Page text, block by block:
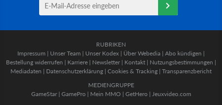
RUBRIKEN
Impressum | Unser Team | Unser Kodex | Über Webedia | Abo kündigen |
Bestellung widerrufen | Karriere | Newsletter | Kontakt | Nutzungsbestimmungen |
Mediadaten | Datenschutzerklärung | Cookies & Tracking | Transparenzbericht
MEDIENGRUPPE
GameStar| GamePro | Mein MMO | GetHero | Jeuxvideo.com